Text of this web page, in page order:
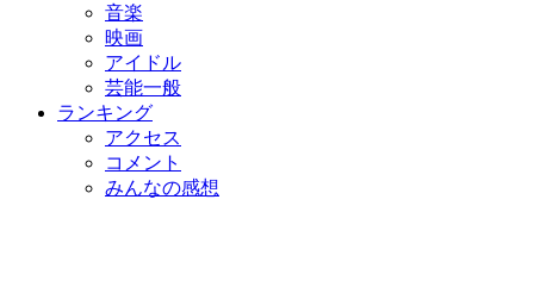
音楽
映画
アイドル
芸能一般
ランキング
アクセス
コメント
みんなの感想